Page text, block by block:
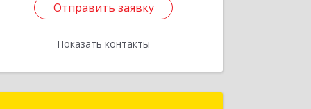
Отправить заявку
Показать контакты
Отправить заявку
Назад